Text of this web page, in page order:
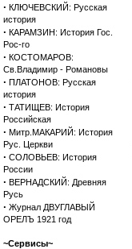
· КЛЮЧЕВСКИЙ: Русская
история
· КАРАМЗИН: История Гос.
Рос-го
· КОСТОМАРОВ:
Св.Владимир - Романовы
· ПЛАТОНОВ: Русская
история
· ТАТИЩЕВ: История
Российская
· Митр.МАКАРИЙ: История
Рус. Церкви
· СОЛОВЬЕВ: История
России
· ВЕРНАДСКИЙ: Древняя
Русь
· Журнал ДВУГЛАВЫЙ
ОРЕЛЪ 1921 год
~Сервисы~